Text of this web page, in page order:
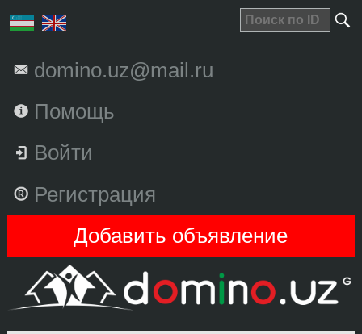
domino.uz@mail.ru
Помощь
Войти
Регистрация
Добавить объявление